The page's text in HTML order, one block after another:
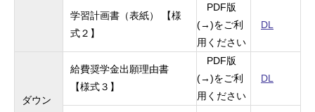
学習計画書（表紙） 【様
式２】
PDF版
(→)をご利
用ください
DL
ダウン
給費奨学金出願理由書
【様式３】
PDF版
(→)をご利
用ください
DL